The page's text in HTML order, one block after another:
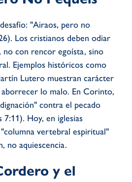
"Airaos, pero no
Los cristianos deben odiar
con rencor egoísta, sino
Ejemplos históricos como
Lutero muestran carácter
lo malo. En Corinto,
contra el pecado
Hoy, en iglesias
vertebral espiritual"
no aquiescencia.
y el